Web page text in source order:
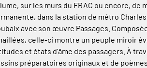
sur les murs du FRAC ou encore, de
dans la station de métro Charles
avec son œuvre Passages.
celle-ci montre un peuple miroir
et états d'âme des passagers. À
préparatoires originaux et de